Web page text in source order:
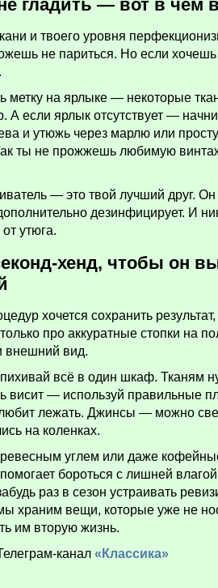
гладить — вот в чем
и твоего уровня
не париться. Но если хочешь
метку на ярлыке — некоторые
А если ярлык отсутствует —
и утюжь через марлю или
ты не прожжешь любимую
— это твой лучший друг. Он
дезинфицирует. И
утюга.
хенд, чтобы он
хочется сохранить
про аккуратные стопки на
внешний вид.
всё в один шкаф. Тканям
висит — используй правильные
лежать. Джинсы — можно
на коленках.
углем или даже
бороться с лишней
раз в сезон устраивать
храним вещи, которые уже не
им вторую жизнь.
канал «Классика»